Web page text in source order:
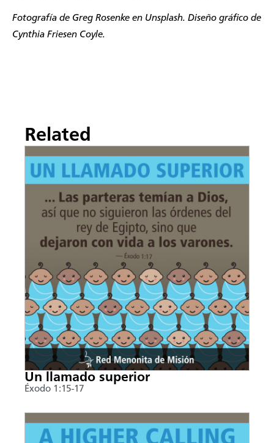
Fotografía de Greg Rosenke en Unsplash. Diseño gráfico de
Cynthia Friesen Coyle.
Related
Un llamado superior
Éxodo 1:15-17